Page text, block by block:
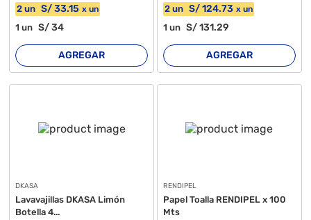
2 un S/33.15 xun
1un S/34
AGREGAR
2 un S/124.73 x un
1 un S/131.29
AGREGAR
DKASA
Lavavajillas DKASA Limón
Botella 4...
RENDIPEL
Papel Toalla RENDIPEL x 100
Mts